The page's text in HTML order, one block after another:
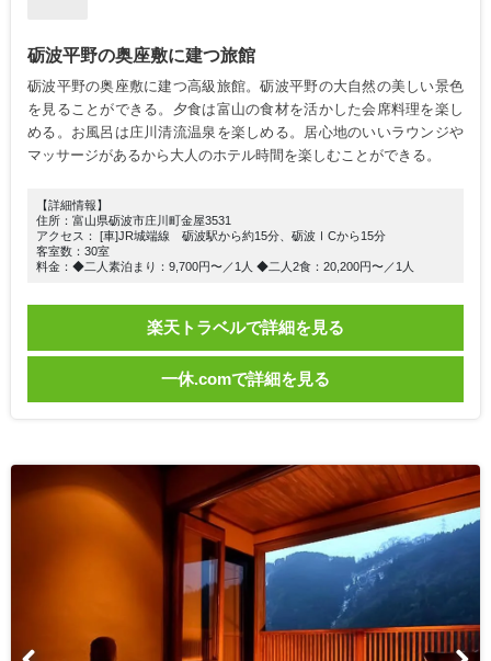
砺波平野の奥座敷に建つ旅館
砺波平野の奥座敷に建つ高級旅館。砺波平野の大自然の美しい景色
を見ることができる。夕食は富山の食材を活かした会席料理を楽し
める。お風呂は庄川清流温泉を楽しめる。居心地のいいラウンジや
マッサージがあるから大人のホテル時間を楽しむことができる。
【詳細情報】
住所：富山県砺波市庄川町金屋3531
アクセス： [車]JR城端線 砺波駅から約15分、砺波ⅠCから15分
客室数：30室
料金：◆二人素泊まり：9,700円〜／1人 ◆二人2食：20,200円〜／1人
楽天トラベルで詳細を見る
一休.comで詳細を見る